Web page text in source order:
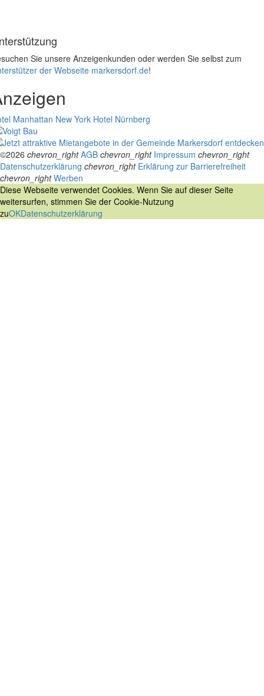
Sie unsere Anzeigenkunden oder werden Sie selbst zum
der Webseite markersdorf.de!
Manhattan New York Hotel Nürnberg
©2026 chevron_right AGB chevron_right Impressum chevron_right
Datenschutzerklärung chevron_right Erklärung zur Barrierefreiheit
chevron_right Werben
Diese Webseite verwendet Cookies. Wenn Sie auf dieser Seite
weitersurfen, stimmen Sie der Cookie-Nutzung
zuOKDatenschutzerklärung